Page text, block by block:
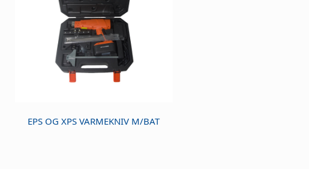
EPS OG XPS VARMEKNIV M/BAT